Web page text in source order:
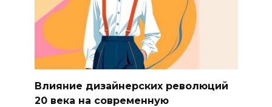
Влияние дизайнерских революций
20 века на современную